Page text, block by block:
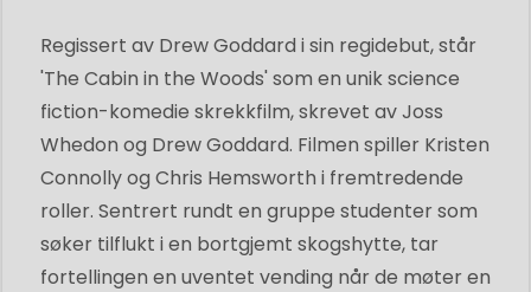
Regissert av Drew Goddard i sin regidebut, står
'The Cabin in the Woods' som en unik science
fiction-komedie skrekkfilm, skrevet av Joss
Whedon og Drew Goddard. Filmen spiller Kristen
Connolly og Chris Hemsworth i fremtredende
roller. Sentrert rundt en gruppe studenter som
søker tilflukt i en bortgjemt skogshytte, tar
fortellingen en uventet vending når de møter en